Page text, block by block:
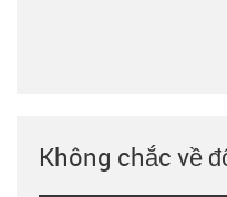
Không chắc về